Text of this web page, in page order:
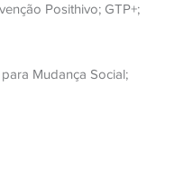
Posithivo; GTP+;
Mudança Social;